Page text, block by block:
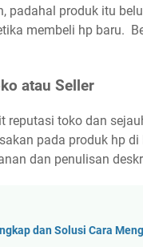
padahal produk itu
membeli hp baru.
atau Seller
reputasi toko dan
pada produk hp
dan penulisan
dan Solusi Cara